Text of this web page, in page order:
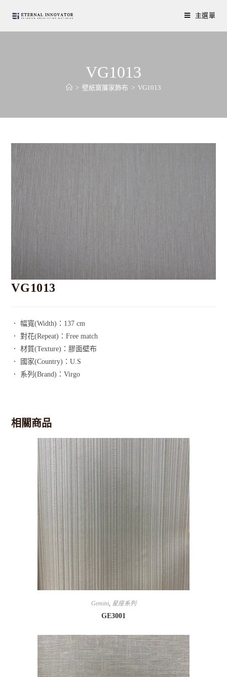
主選單
VG1013
> 壁紙窗簾家飾布 > VG1013
VG1013
． 幅寬(Width)：137 cm
． 對花(Repeat)：Free match
． 材質(Texture)：膠面壁布
． 國家(Country)：U.S
． 系列(Brand)：Virgo
相關商品
Gemini, 星座系列
GE3001